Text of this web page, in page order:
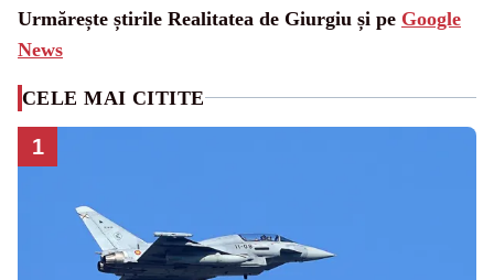
Urmărește știrile Realitatea de Giurgiu și pe Google
News
CELE MAI CITITE
1